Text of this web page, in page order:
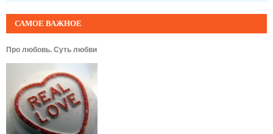
САМОЕ ВАЖНОЕ
Про любовь. Суть любви